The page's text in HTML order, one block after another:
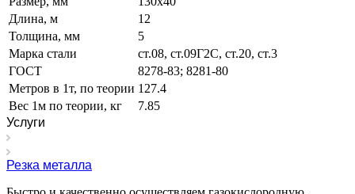
Длина, м
12
Толщина, мм
5
Марка стали
ст.08, ст.09Г2С, ст.20, ст.3
ГОСТ
8278-83; 8281-80
Метров в 1т, по теории 127.4
Вес 1м по теории, кг
7.85
Услуги
Резка металла